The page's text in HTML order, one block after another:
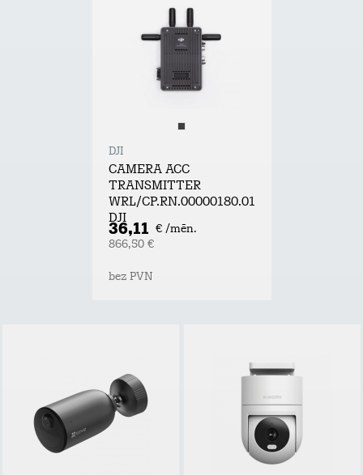
DJI
CAMERA ACC
TRANSMITTER
WRL/CP.RN.00000180.01
DJI
36,11 € /mēn.
866,50 €
bez PVN